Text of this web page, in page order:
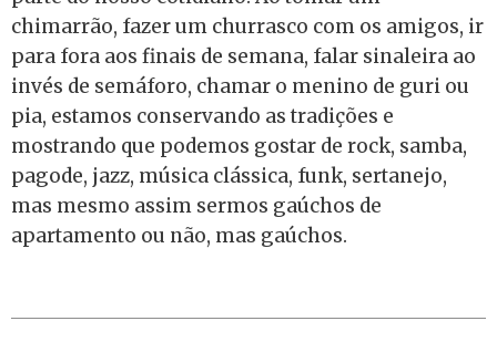
chimarrão, fazer um churrasco com os amigos, ir
para fora aos finais de semana, falar sinaleira ao
invés de semáforo, chamar o menino de guri ou
pia, estamos conservando as tradições e
mostrando que podemos gostar de rock, samba,
pagode, jazz, música clássica, funk, sertanejo,
mas mesmo assim sermos gaúchos de
apartamento ou não, mas gaúchos.